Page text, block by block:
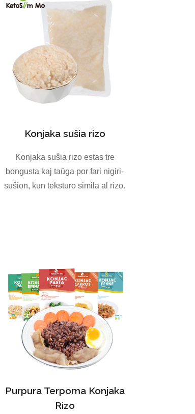
Konjaka suŝia rizo
Konjaka suŝia rizo estas tre
bongusta kaj taŭga por fari nigiri-
suŝion, kun teksturo simila al rizo.
Purpura Terpoma Konjaka
Rizo